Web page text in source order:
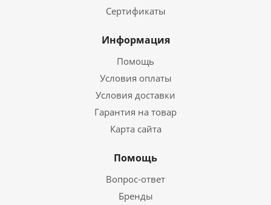
Сертификаты
Информация
Помощь
Условия оплаты
Условия доставки
Гарантия на товар
Карта сайта
Помощь
Вопрос-ответ
Бренды